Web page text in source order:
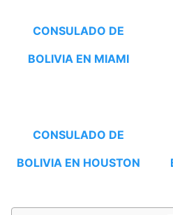
CONSULADO DE
BOLIVIA EN MIAMI
CONSULADO DE
BOLIVIA EN HOUSTON